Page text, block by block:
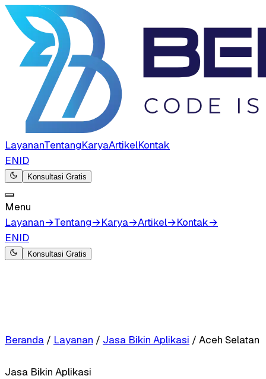
LayananTentangKaryaArtikelKontak
ENID
Konsultasi Gratis
Menu
Layanan→Tentang→Karya→Artikel→Kontak→
ENID
Konsultasi Gratis
Beranda / Layanan / Jasa Bikin Aplikasi / Aceh Selatan
Jasa Bikin Aplikasi